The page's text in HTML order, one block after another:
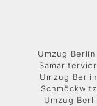
Umzug
Umzug
Umzug